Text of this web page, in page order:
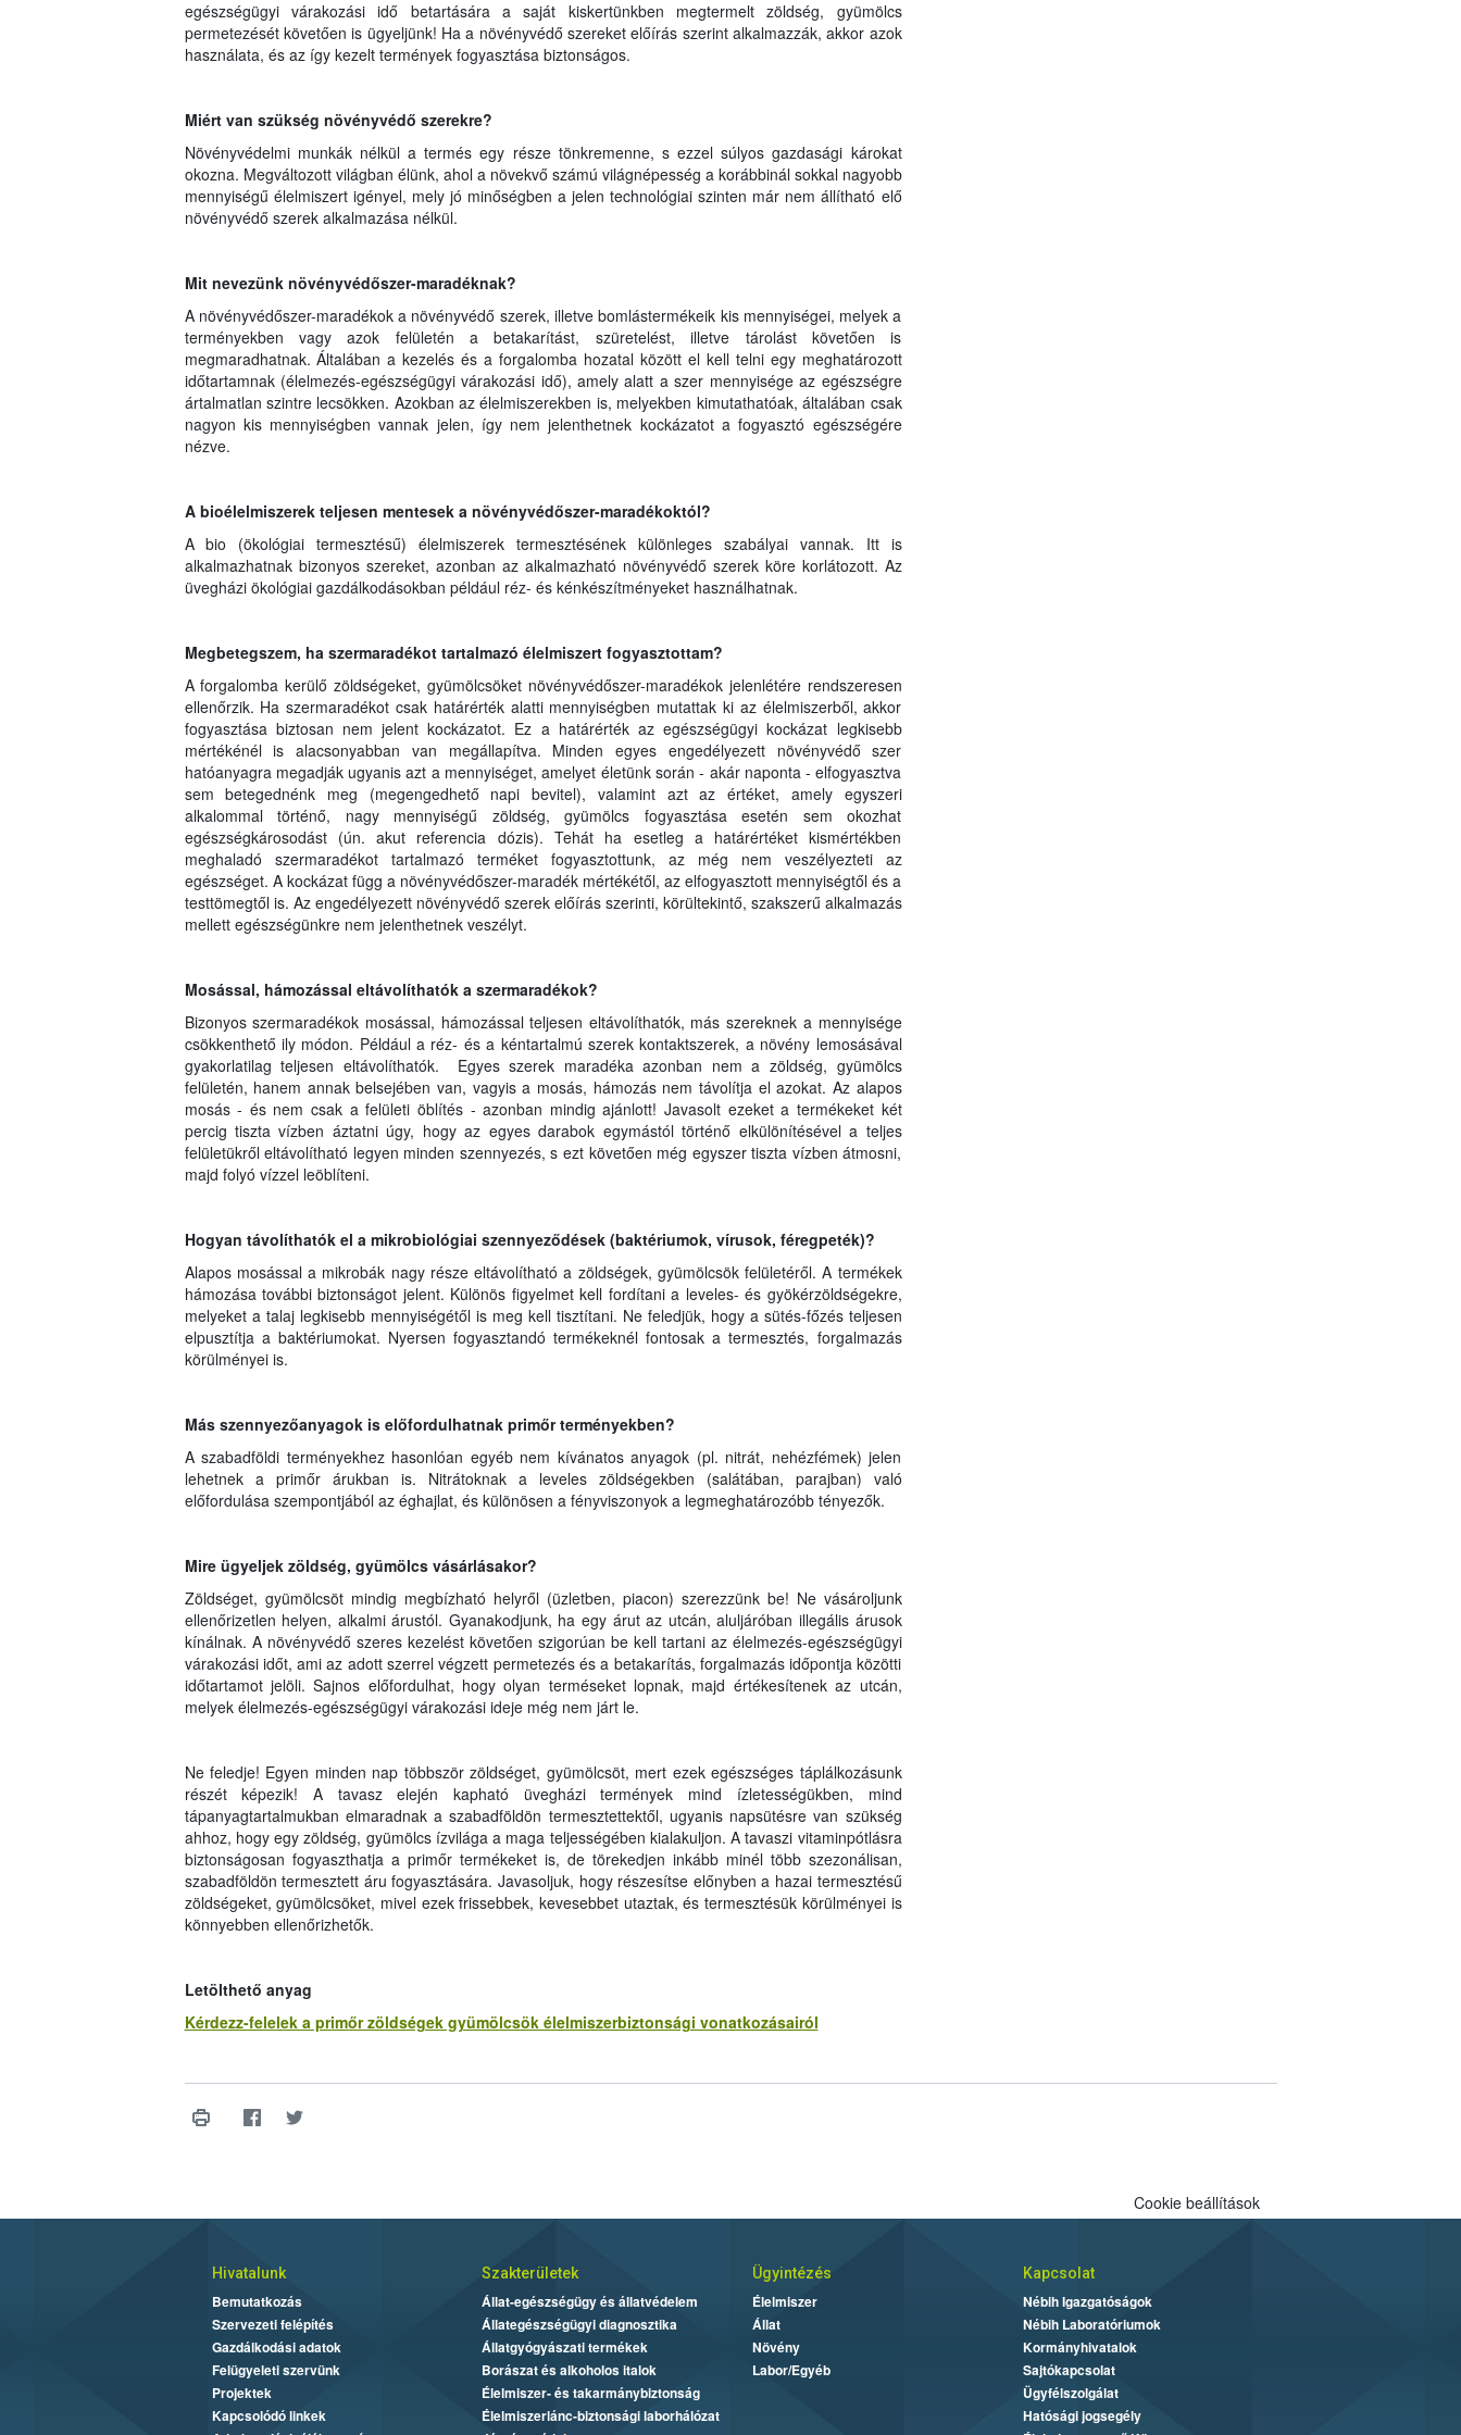
egészségügyi várakozási idő betartására a saját kiskertünkben megtermelt zöldség, gyümölcs
permetezését követően is ügyeljünk! Ha a növényvédő szereket előírás szerint alkalmazzák, akkor azok
használata, és az így kezelt termények fogyasztása biztonságos.
Miért van szükség növényvédő szerekre?
Növényvédelmi munkák nélkül a termés egy része tönkremenne, s ezzel súlyos gazdasági károkat
okozna. Megváltozott világban élünk, ahol a növekvő számú világnépesség a korábbinál sokkal nagyobb
mennyiségű élelmiszert igényel, mely jó minőségben a jelen technológiai szinten már nem állítható elő
növényvédő szerek alkalmazása nélkül.
Mit nevezünk növényvédőszer-maradéknak?
A növényvédőszer-maradékok a növényvédő szerek, illetve bomlástermékeik kis mennyiségei, melyek a
terményekben vagy azok felületén a betakarítást, szüretelést, illetve tárolást követően is
megmaradhatnak. Általában a kezelés és a forgalomba hozatal között el kell telni egy meghatározott
időtartamnak (élelmezés-egészségügyi várakozási idő), amely alatt a szer mennyisége az egészségre
ártalmatlan szintre lecsökken. Azokban az élelmiszerekben is, melyekben kimutathatóak, általában csak
nagyon kis mennyiségben vannak jelen, így nem jelenthetnek kockázatot a fogyasztó egészségére
nézve.
A bioélelmiszerek teljesen mentesek a növényvédőszer-maradékoktól?
A bio (ökológiai termesztésű) élelmiszerek termesztésének különleges szabályai vannak. Itt is
alkalmazhatnak bizonyos szereket, azonban az alkalmazható növényvédő szerek köre korlátozott. Az
üvegházi ökológiai gazdálkodásokban például réz- és kénkészítményeket használhatnak.
Megbetegszem, ha szermaradékot tartalmazó élelmiszert fogyasztottam?
A forgalomba kerülő zöldségeket, gyümölcsöket növényvédőszer-maradékok jelenlétére rendszeresen
ellenőrzik. Ha szermaradékot csak határérték alatti mennyiségben mutattak ki az élelmiszerből, akkor
fogyasztása biztosan nem jelent kockázatot. Ez a határérték az egészségügyi kockázat legkisebb
mértékénél is alacsonyabban van megállapítva. Minden egyes engedélyezett növényvédő szer
hatóanyagra megadják ugyanis azt a mennyiséget, amelyet életünk során - akár naponta - elfogyasztva
sem betegednénk meg (megengedhető napi bevitel), valamint azt az értéket, amely egyszeri
alkalommal történő, nagy mennyiségű zöldség, gyümölcs fogyasztása esetén sem okozhat
egészségkárosodást (ún. akut referencia dózis). Tehát ha esetleg a határértéket kismértékben
meghaladó szermaradékot tartalmazó terméket fogyasztottunk, az még nem veszélyezteti az
egészséget. A kockázat függ a növényvédőszer-maradék mértékétől, az elfogyasztott mennyiségtől és a
testtömegtől is. Az engedélyezett növényvédő szerek előírás szerinti, körültekintő, szakszerű alkalmazás
mellett egészségünkre nem jelenthetnek veszélyt.
Mosással, hámozással eltávolíthatók a szermaradékok?
Bizonyos szermaradékok mosással, hámozással teljesen eltávolíthatók, más szereknek a mennyisége
csökkenthető ily módon. Például a réz- és a kéntartalmú szerek kontaktszerek, a növény lemosásával
gyakorlatilag teljesen eltávolíthatók. Egyes szerek maradéka azonban nem a zöldség, gyümölcs
felületén, hanem annak belsejében van, vagyis a mosás, hámozás nem távolítja el azokat. Az alapos
mosás - és nem csak a felületi öblítés - azonban mindig ajánlott! Javasolt ezeket a termékeket két
percig tiszta vízben áztatni úgy, hogy az egyes darabok egymástól történő elkülönítésével a teljes
felületükről eltávolítható legyen minden szennyezés, s ezt követően még egyszer tiszta vízben átmosni,
majd folyó vízzel leöblíteni.
Hogyan távolíthatók el a mikrobiológiai szennyeződések (baktériumok, vírusok, féregpeték)?
Alapos mosással a mikrobák nagy része eltávolítható a zöldségek, gyümölcsök felületéről. A termékek
hámozása további biztonságot jelent. Különös figyelmet kell fordítani a leveles- és gyökérzöldségekre,
melyeket a talaj legkisebb mennyiségétől is meg kell tisztítani. Ne feledjük, hogy a sütés-főzés teljesen
elpusztítja a baktériumokat. Nyersen fogyasztandó termékeknél fontosak a termesztés, forgalmazás
körülményei is.
Más szennyezőanyagok is előfordulhatnak primőr terményekben?
A szabadföldi terményekhez hasonlóan egyéb nem kívánatos anyagok (pl. nitrát, nehézfémek) jelen
lehetnek a primőr árukban is. Nitrátoknak a leveles zöldségekben (salátában, parajban) való
előfordulása szempontjából az éghajlat, és különösen a fényviszonyok a legmeghatározóbb tényezők.
Mire ügyeljek zöldség, gyümölcs vásárlásakor?
Zöldséget, gyümölcsöt mindig megbízható helyről (üzletben, piacon) szerezzünk be! Ne vásároljunk
ellenőrizetlen helyen, alkalmi árustól. Gyanakodjunk, ha egy árut az utcán, aluljáróban illegális árusok
kínálnak. A növényvédő szeres kezelést követően szigorúan be kell tartani az élelmezés-egészségügyi
várakozási időt, ami az adott szerrel végzett permetezés és a betakarítás, forgalmazás időpontja közötti
időtartamot jelöli. Sajnos előfordulhat, hogy olyan terméseket lopnak, majd értékesítenek az utcán,
melyek élelmezés-egészségügyi várakozási ideje még nem járt le.
Ne feledje! Egyen minden nap többször zöldséget, gyümölcsöt, mert ezek egészséges táplálkozásunk
részét képezik! A tavasz elején kapható üvegházi termények mind ízletességükben, mind
tápanyagtartalmukban elmaradnak a szabadföldön termesztettektől, ugyanis napsütésre van szükség
ahhoz, hogy egy zöldség, gyümölcs ízvilága a maga teljességében kialakuljon. A tavaszi vitaminpótlásra
biztonságosan fogyaszthatja a primőr termékeket is, de törekedjen inkább minél több szezonálisan,
szabadföldön termesztett áru fogyasztására. Javasoljuk, hogy részesítse előnyben a hazai termesztésű
zöldségeket, gyümölcsöket, mivel ezek frissebbek, kevesebbet utaztak, és termesztésük körülményei is
könnyebben ellenőrizhetők.
Letölthető anyag
Kérdezz-felelek a primőr zöldségek gyümölcsök élelmiszerbiztonsági vonatkozásairól
Cookie beállítások
Hivatalunk
Bemutatkozás
Szervezeti felépítés
Gazdálkodási adatok
Felügyeleti szervünk
Projektek
Kapcsolódó linkek
Szakterületek
Állat-egészségügy és állatvédelem
Állategészségügyi diagnosztika
Állatgyógyászati termékek
Borászat és alkoholos italok
Élelmiszer- és takarmánybiztonság
Élelmiszerlánc-biztonsági laborhálózat
Ügyintézés
Élelmiszer
Állat
Növény
Labor/Egyéb
Kapcsolat
Nébih Igazgatóságok
Nébih Laboratóriumok
Kormányhivatalok
Sajtókapcsolat
Ügyfélszolgálat
Hatósági jogsegély